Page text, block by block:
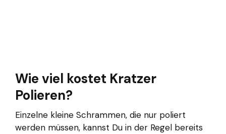
Wie viel kostet Kratzer
Polieren?
Einzelne kleine Schrammen, die nur poliert
werden müssen, kannst Du in der Regel bereits